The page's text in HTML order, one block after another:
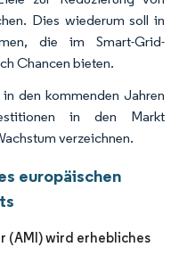
Dies wiederum soll in
die im Smart-Grid-
Chancen bieten.
den kommenden Jahren
in den Markt
verzeichnen.
europäischen
(AMI) wird erhebliches